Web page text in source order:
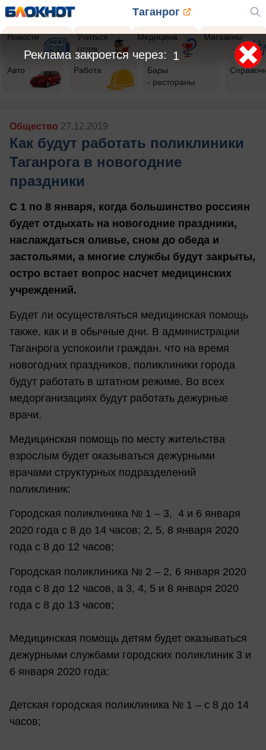
Таганрог
Новости
Учиться
готов
Медицина Магазины
Авто Работа
Бары
- рестораны
Общество 27.12.2019
Как будут работать поликлиники
Таганрога в новогодние
праздники
С 1 по 8 января, когда большинство россиян
будет отдыхать на новогодние праздники,
наслаждаться оливье, сном до обеда и
застольями, а многие службы будут закрыты,
остро встает вопрос насчет медицинских
учреждений.
Будет ли осуществляться медицинская помощь
также, как и в обычные дни. В администрации
Таганрога успокоили граждан, что на время
новогодних праздников, поликлиники города
будут работать в штатном режиме. Во всех
медорганизациях будут работать дежурные
врачи.
Медицинская помощь по месту жительства
взрослым будет оказываться дежурными
врачами структурных подразделений
поликлиник:
Городская поликлиника № 1 – 3, 4 и 6 января
2020 года с 8 до 14 часов; 2, 5, 8 января 2020
года с 8 до 12 часов;
Городская поликлиника № 2 – 2, 6 января 2020
года с 8 до 12 часов, а 3, 4, 5 и 8 января 2020
года с 8 до 13 часов;
Медицинская помощь детям будет оказываться
дежурными службами городских поликлиник 3 и
6 января 2020 года:
Детская городская поликлиника № 1 – с 8 до 14
часов;